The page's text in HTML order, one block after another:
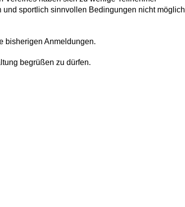
sportlich sinnvollen Bedingungen nicht möglich
bisherigen Anmeldungen.
begrüßen zu dürfen.